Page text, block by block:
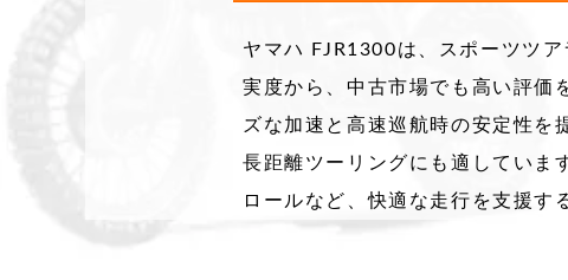
ヤマハ FJR1300は、スポーツツ
実度から、中古市場でも高い評価
ズな加速と高速巡航時の安定性を
長距離ツーリングにも適していま
ロールなど、快適な走行を支援す